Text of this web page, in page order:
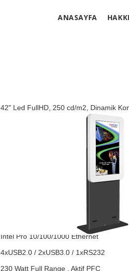
ANASAYFA
42" Led FullHD, 250 cd/m2, Dinamik
Infrared Dual Touch Dokunmatik
Intel J1900 2.4 Ghz. / Fansız Endüstriyel
Intel Atom Anakart ( Vga / Ses / Lan )
Intel Exter. Graphics 64 MB on board
Intel Pro 10/100/1000 Ethernet
4xUSB2.0 / 2xUSB3.0 / 1xRS232
230 Watt Full Range , Aktif PFC